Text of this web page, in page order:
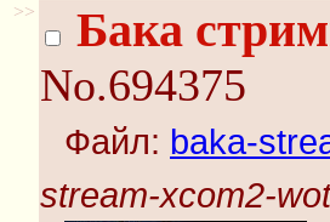
>> Бака
No.694375
Файл: baka-
stream-xcom2-